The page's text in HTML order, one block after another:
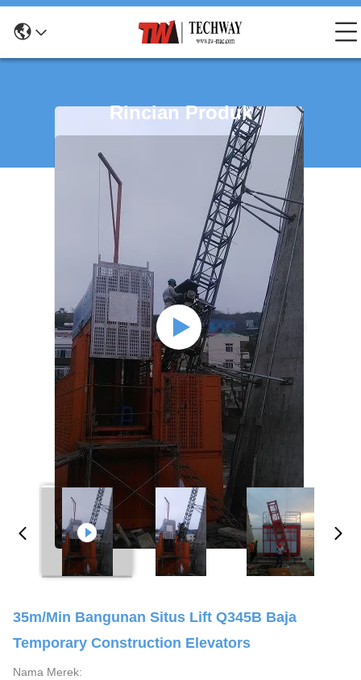
Rincian Produk
35m/min Bangunan Situs Lift Q345B Baja
Temporary Construction Elevators
Nama Merek: